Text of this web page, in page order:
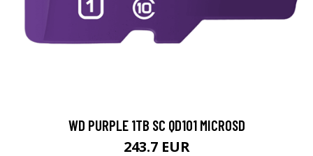
WD PURPLE 1TB SC QD101 MICROSD
243.7 EUR